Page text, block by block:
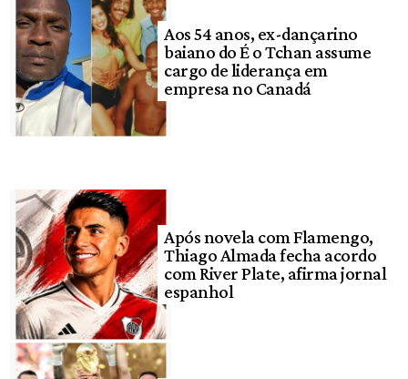
Aos 54 anos, ex-dançarino
baiano do É o Tchan assume
cargo de liderança em
empresa no Canadá
Após novela com Flamengo,
Thiago Almada fecha acordo
com River Plate, afirma jornal
espanhol